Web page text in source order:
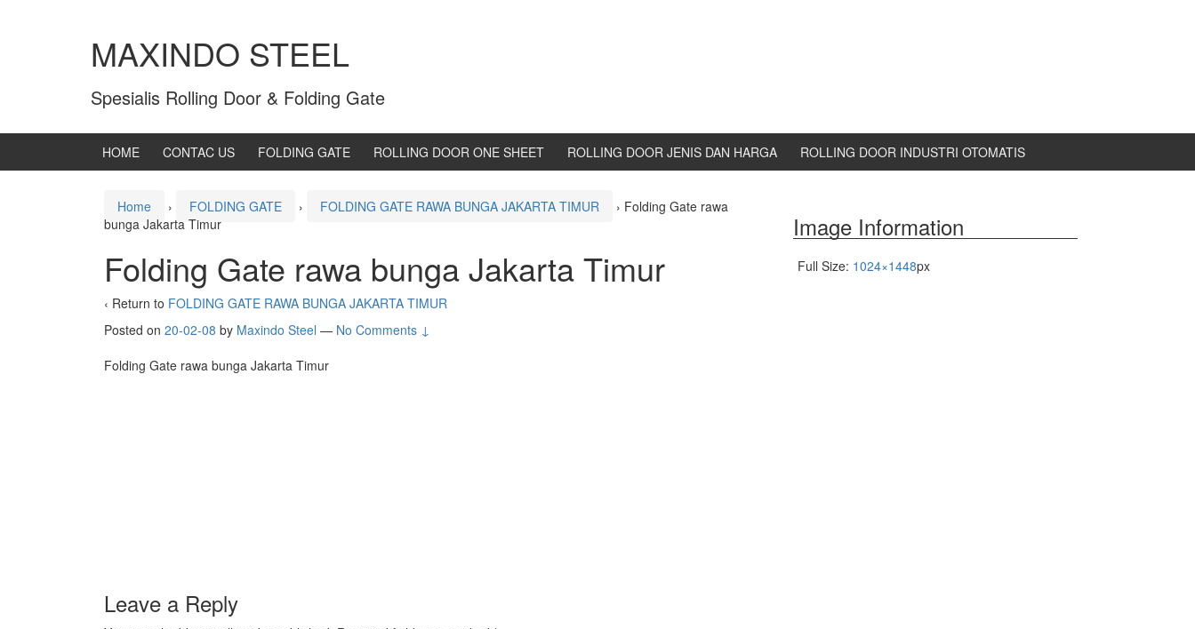
MAXINDO STEEL
Spesialis Rolling Door & Folding Gate
HOME CONTAC US FOLDING GATE ROLLING DOOR ONE SHEET ROLLING DOOR JENIS DAN HARGA ROLLING DOOR INDUSTRI OTOMATIS
Home › FOLDING GATE › FOLDING GATE RAWA BUNGA JAKARTA TIMUR › Folding Gate rawa
bunga Jakarta Timur
Folding Gate rawa bunga Jakarta Timur
‹ Return to FOLDING GATE RAWA BUNGA JAKARTA TIMUR
Posted on 20-02-08 by Maxindo Steel — No Comments ↓
Folding Gate rawa bunga Jakarta Timur
Leave a Reply
Image Information
Full Size: 1024×1448px